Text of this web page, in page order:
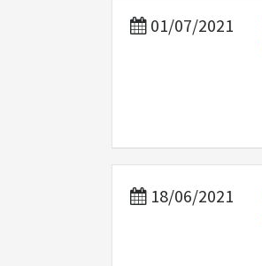
01/07/2021
18/06/2021